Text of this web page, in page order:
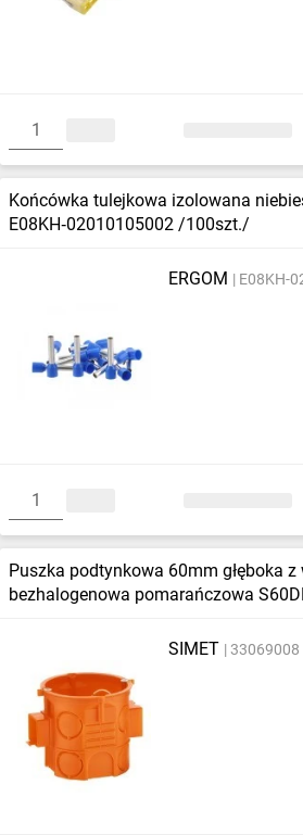
Końcówka tulejkowa izolowana
E08KH‑02010105002 /100szt./
ERGOM E08KH-
Puszka podtynkowa 60mm głęboka
bezhalogenowa pomarańczowa
SIMET
33069008